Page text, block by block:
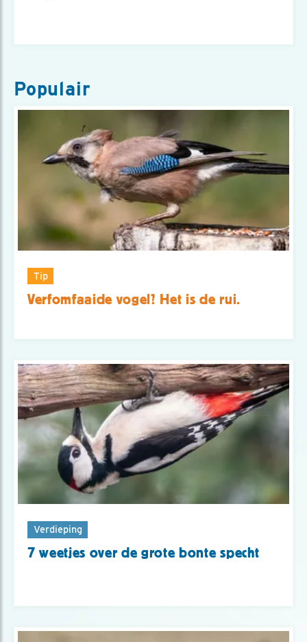
Populair
Tip
Verfomfaaide vogel? Het is de rui.
Verdieping
7 weetjes over de grote bonte specht